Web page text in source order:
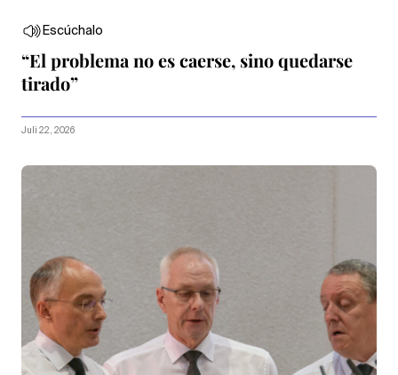
Escúchalo
“El problema no es caerse, sino quedarse
tirado”
Juli 22, 2026